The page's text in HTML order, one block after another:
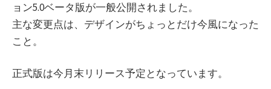
ョン5.0ベータ版が一般公開されました。
主な変更点は、デザインがちょっとだけ今風になった
こと。
正式版は今月末リリース予定となっています。